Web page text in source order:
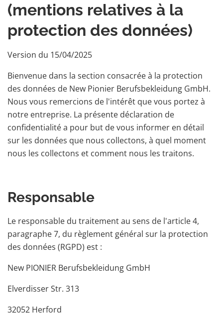
(mentions relatives à la
protection des données)
Version du 15/04/2025
Bienvenue dans la section consacrée à la protection
des données de New Pionier Berufsbekleidung GmbH.
Nous vous remercions de l'intérêt que vous portez à
notre entreprise. La présente déclaration de
confidentialité a pour but de vous informer en détail
sur les données que nous collectons, à quel moment
nous les collectons et comment nous les traitons.
Responsable
Le responsable du traitement au sens de l'article 4,
paragraphe 7, du règlement général sur la protection
des données (RGPD) est :
New PIONIER Berufsbekleidung GmbH
Elverdisser Str. 313
32052 Herford